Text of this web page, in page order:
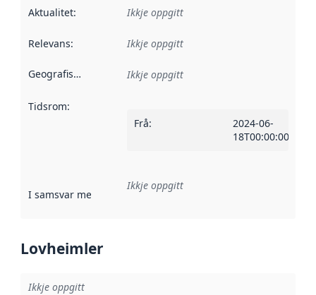
Aktualitet: Ikkje oppgitt
Relevans: Ikkje oppgitt
Geografisk område Ikkje oppgitt
Tidsrom:
Frå:
2024-06-
18T00:00:00Z
I samsvar med Referanse til ei implementeringsregel eller
Ikkje oppgitt
Lovheimler
Ikkje oppgitt